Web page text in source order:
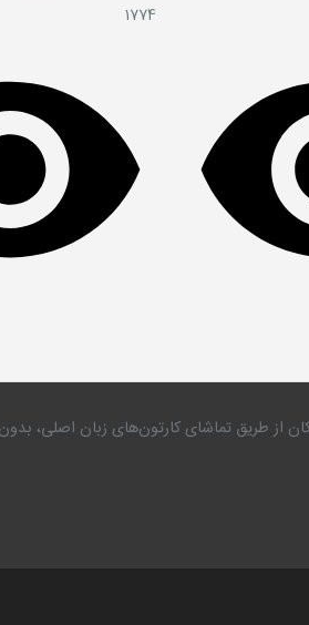
1774
از طریق تماشای کارتون‌های زبان اصلی،